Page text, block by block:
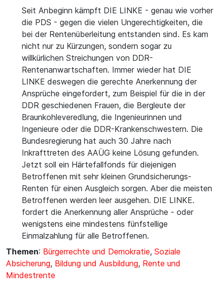
Seit Anbeginn kämpft DIE LINKE - genau wie vorher
die PDS - gegen die vielen Ungerechtigkeiten, die
bei der Rentenüberleitung entstanden sind. Es kam
nicht nur zu Kürzungen, sondern sogar zu
willkürlichen Streichungen von DDR-
Rentenanwartschaften. Immer wieder hat DIE
LINKE deswegen die gerechte Anerkennung der
Ansprüche eingefordert, zum Beispiel für die in der
DDR geschiedenen Frauen, die Bergleute der
Braunkohleveredlung, die Ingenieurinnen und
Ingenieure oder die DDR-Krankenschwestern. Die
Bundesregierung hat auch 30 Jahre nach
Inkrafttreten des AAÜG keine Lösung gefunden.
Jetzt soll ein Härtefallfonds für diejenigen
Betroffenen mit sehr kleinen Grundsicherungs-
Renten für einen Ausgleich sorgen. Aber die meisten
Betroffenen werden leer ausgehen. DIE LINKE.
fordert die Anerkennung aller Ansprüche - oder
wenigstens eine mindestens fünfstellige
Einmalzahlung für alle Betroffenen.
Themen: Bürgerrechte und Demokratie, Soziale
Absicherung, Bildung und Ausbildung, Rente und
Mindestrente